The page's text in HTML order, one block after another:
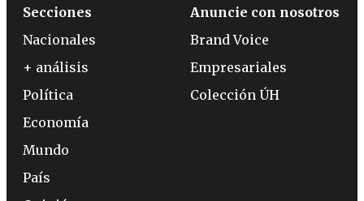
Secciones
Nacionales
+ análisis
Política
Economía
Mundo
País
Anuncie con nosotros
Brand Voice
Empresariales
Colección ÚH